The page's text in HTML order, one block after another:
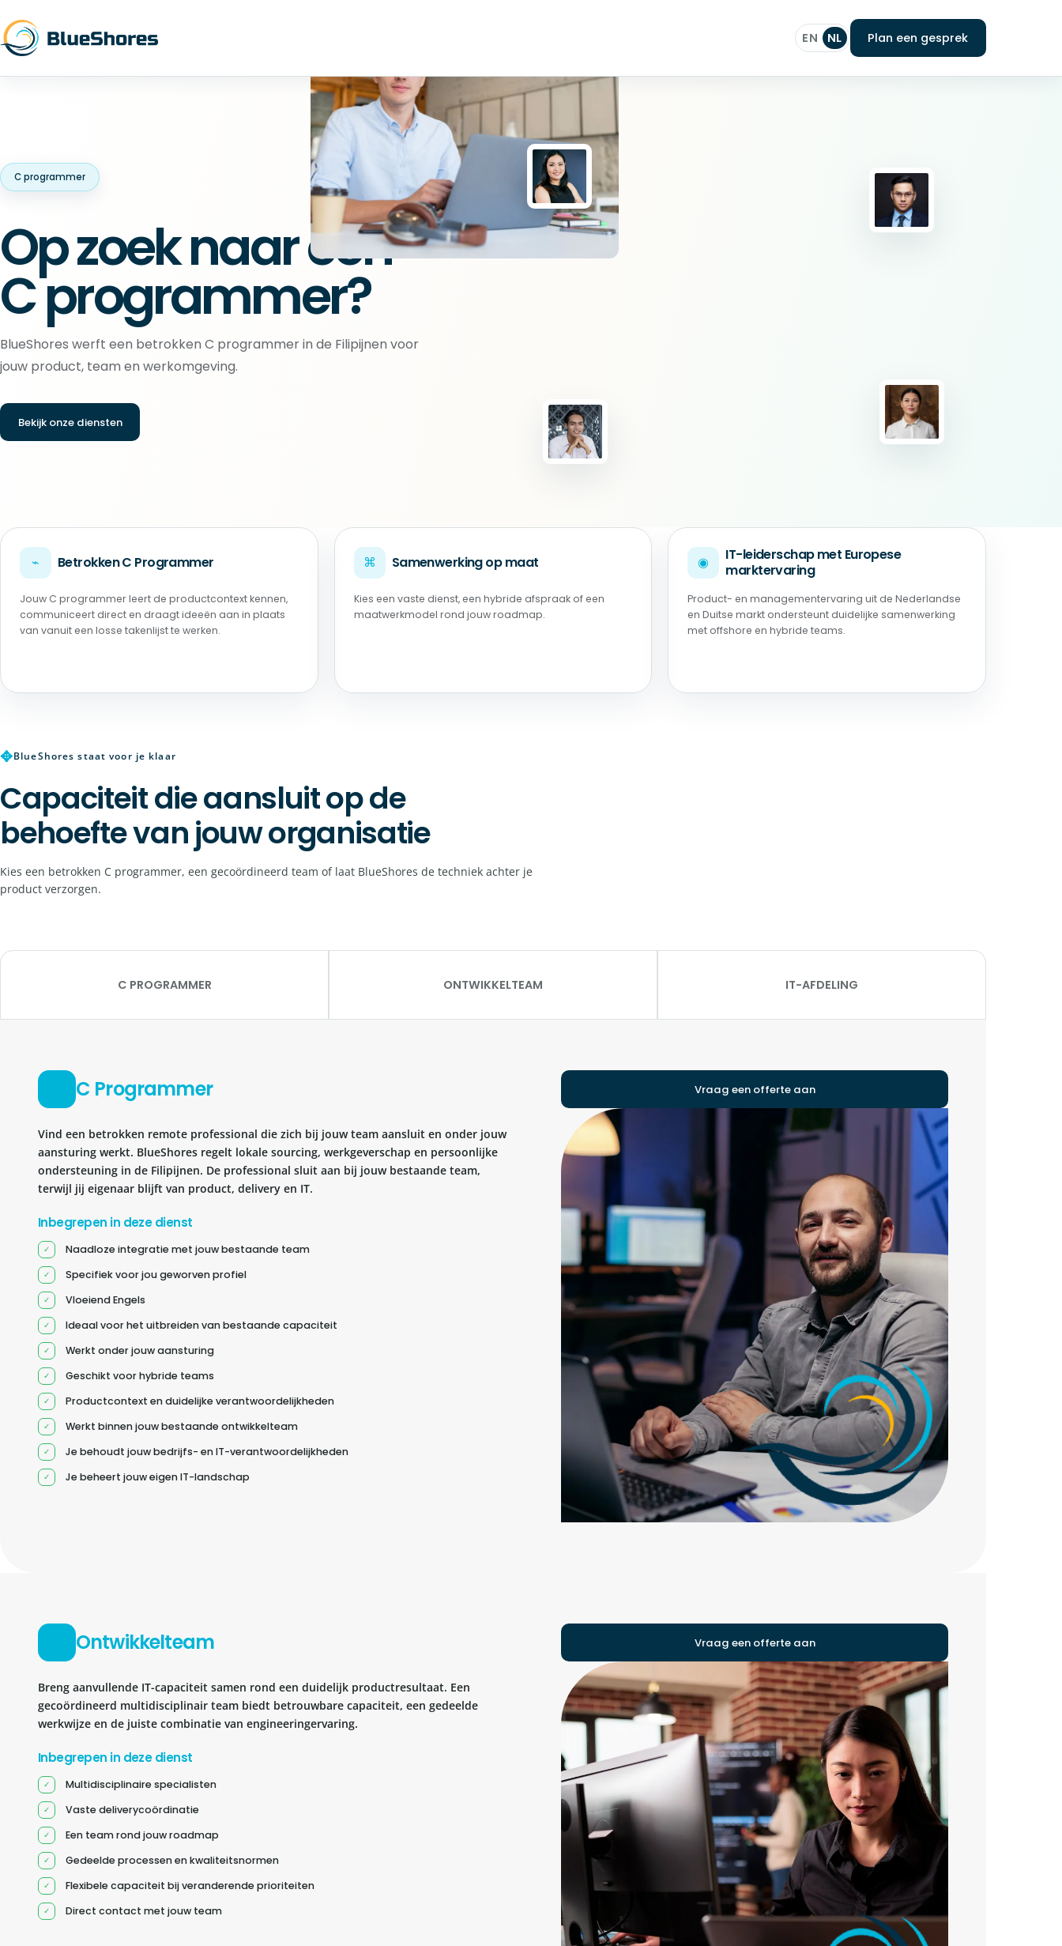
EN NL Plan een gesprek
C programmer
Op zoek naar een
C programmer?
BlueShores werft een betrokken C programmer in de Filipijnen voor
jouw product, team en werkomgeving.
Bekijk onze diensten
⌁ Betrokken C Programmer
Jouw C programmer leert de productcontext kennen,
communiceert direct en draagt ideeën aan in plaats
van vanuit een losse takenlijst te werken.
⌘ Samenwerking op maat
Kies een vaste dienst, een hybride afspraak of een
maatwerkmodel rond jouw roadmap.
◉
IT-leiderschap met Europese
marktervaring
Product- en managementervaring uit de Nederlandse
en Duitse markt ondersteunt duidelijke samenwerking
met offshore en hybride teams.
✥BlueShores staat voor je klaar
Capaciteit die aansluit op de
behoefte van jouw organisatie
Kies een betrokken C programmer, een gecoördineerd team of laat BlueShores de techniek achter je
product verzorgen.
C PROGRAMMER ONTWIKKELTEAM IT-AFDELING
C Programmer
Vind een betrokken remote professional die zich bij jouw team aansluit en onder jouw
aansturing werkt. BlueShores regelt lokale sourcing, werkgeverschap en persoonlijke
ondersteuning in de Filipijnen. De professional sluit aan bij jouw bestaande team,
terwijl jij eigenaar blijft van product, delivery en IT.
Inbegrepen in deze dienst
Naadloze integratie met jouw bestaande team
Specifiek voor jou geworven profiel
Vloeiend Engels
Ideaal voor het uitbreiden van bestaande capaciteit
Werkt onder jouw aansturing
Geschikt voor hybride teams
Productcontext en duidelijke verantwoordelijkheden
Werkt binnen jouw bestaande ontwikkelteam
Je behoudt jouw bedrijfs- en IT-verantwoordelijkheden
Je beheert jouw eigen IT-landschap
Vraag een offerte aan
Ontwikkelteam
Breng aanvullende IT-capaciteit samen rond een duidelijk productresultaat. Een
gecoördineerd multidisciplinair team biedt betrouwbare capaciteit, een gedeelde
werkwijze en de juiste combinatie van engineeringervaring.
Inbegrepen in deze dienst
Multidisciplinaire specialisten
Vaste deliverycoördinatie
Een team rond jouw roadmap
Gedeelde processen en kwaliteitsnormen
Flexibele capaciteit bij veranderende prioriteiten
Direct contact met jouw team
Vraag een offerte aan